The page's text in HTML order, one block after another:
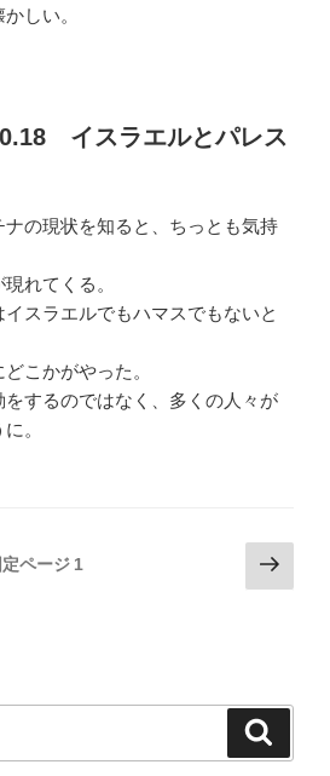
しい。
イスラエルとパレス
の現状を知ると、ちっとも気持
れてくる。
スラエルでもハマスでもないと
こかがやった。
するのではなく、多くの人々が
。
定ページ 1
次
の